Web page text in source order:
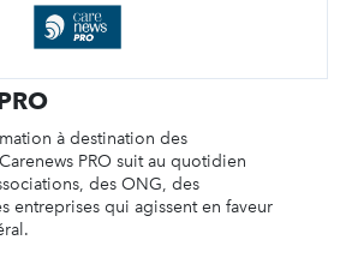
à destination des
PRO suit au quotidien
des ONG, des
entreprises qui agissent en faveur